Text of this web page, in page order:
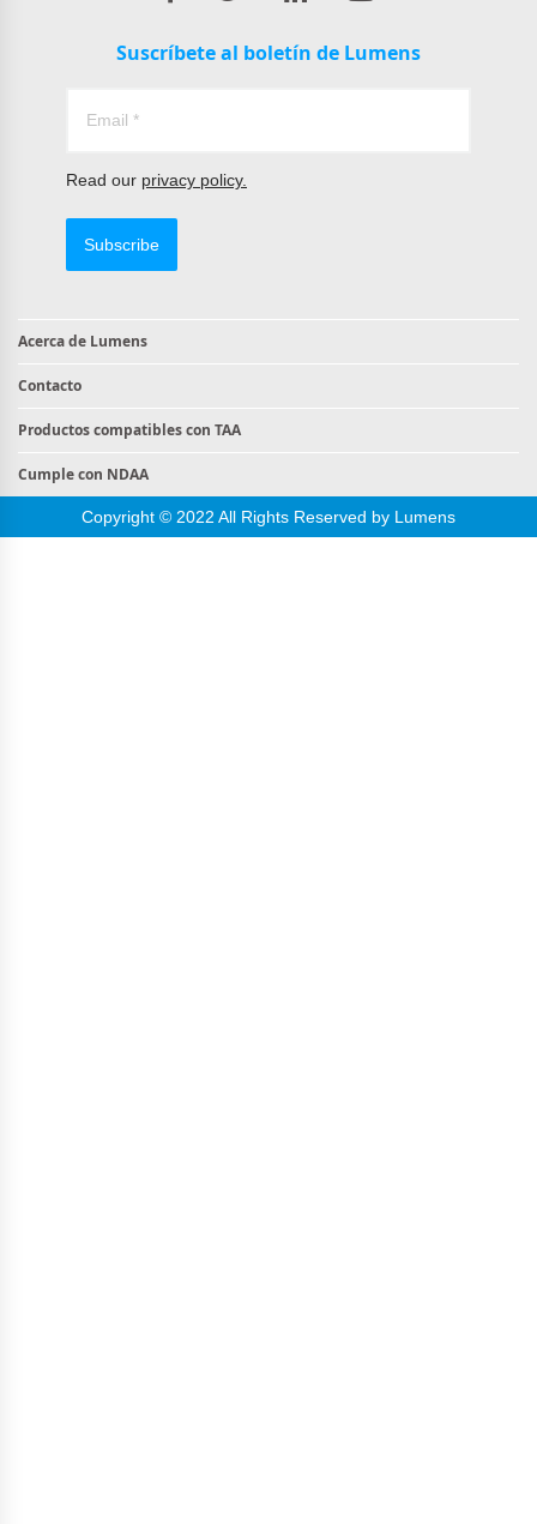
Suscríbete al boletín de Lumens
Read our privacy policy.
Subscribe
Acerca de Lumens
Contacto
Productos compatibles con TAA
Cumple con NDAA
Copyright © 2022 All Rights Reserved by Lumens